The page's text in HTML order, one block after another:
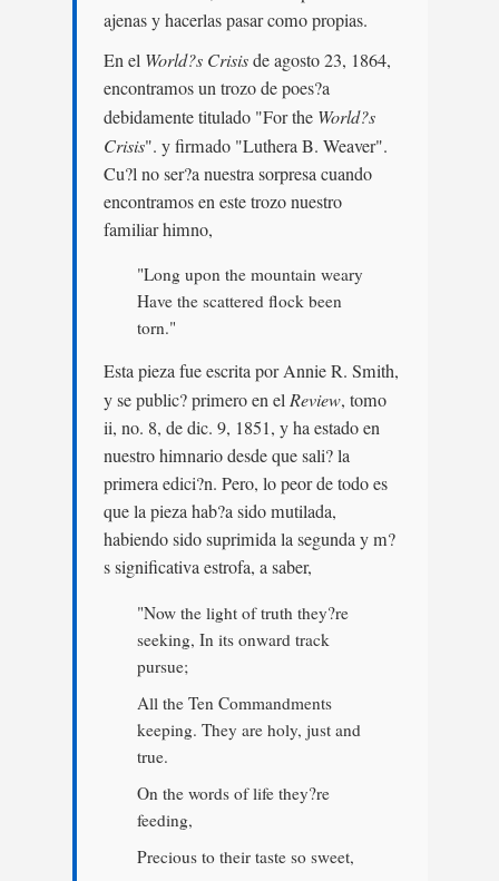
ajenas y hacerlas pasar como propias.
En el World?s Crisisde agosto 23, 1864,
encontramos un trozo de poes?a
debidamente titulado "For the World?s
Crisis". y firmado "Luthera B. Weaver".
Cu?l no ser?a nuestra sorpresa cuando
encontramos en este trozo nuestro
familiar himno,
"Long upon the mountain weary
Have the scattered flock been
torn."
Esta pieza fue escrita por Annie R. Smith,
y se public? primero en elReview, tomo
ii, no. 8, de dic. 9, 1851, y ha estado en
nuestro himnario desde que sali? la
primera edici?n. Pero, lo peor de todo es
que la pieza hab?a sido mutilada,
habiendo sido suprimida la segunda y m?
s significativa estrofa, a saber,
"Now the light of truth they?re
seeking, In its onward track
pursue;
All the Ten Commandments
keeping. They are holy, just and
true.
On the words of life they?re
feeding,
Precious to their taste so sweet,